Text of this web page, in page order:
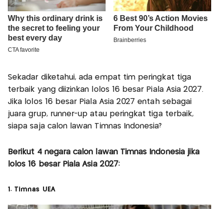
Sekadar diketahui, ada empat tim peringkat tiga
terbaik yang diizinkan lolos 16 besar Piala Asia 2027.
Jika lolos 16 besar Piala Asia 2027 entah sebagai
juara grup, runner-up atau peringkat tiga terbaik,
siapa saja calon lawan Timnas Indonesia?
Berikut 4 negara calon lawan Timnas Indonesia jika
lolos 16 besar Piala Asia 2027:
1. Timnas UEA